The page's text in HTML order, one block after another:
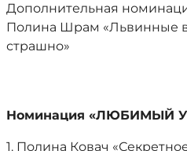
Дополнительная
Полина Шрам «Львинные
страшно»
Номинация «ЛЮБИМЫЙ
1. Полина Ковач